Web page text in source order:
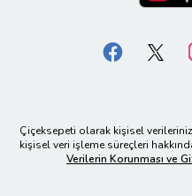
Çiçeksepeti olarak kişisel
kişisel veri işleme süreçleri
Verilerin Korunması ve